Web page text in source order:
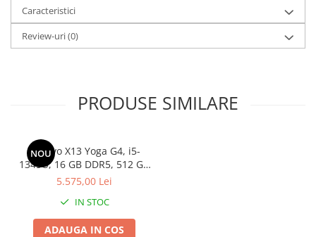
Sistem de operare: Windows 11 Pro
Garantie 12 luni / 3 luni acumulatorul
Caracteristici
Review-uri(0)
PRODUSE SIMILARE
NOU
Lenovo X13 Yoga G4, i5-
1345U, 16 GB DDR5, 512 GB
SSD m2 PCIe, Win 11 Pro
5.575,00 Lei
IN STOC
ADAUGA IN COS